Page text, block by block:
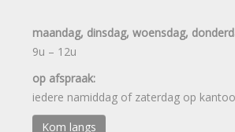
maandag, dinsdag, woensdag,
9u – 12u
op afspraak:
iedere namiddag of zaterdag op
Kom langs